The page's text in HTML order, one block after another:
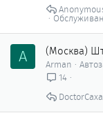
A (Москва)
Arman
14
DoctorCaxa